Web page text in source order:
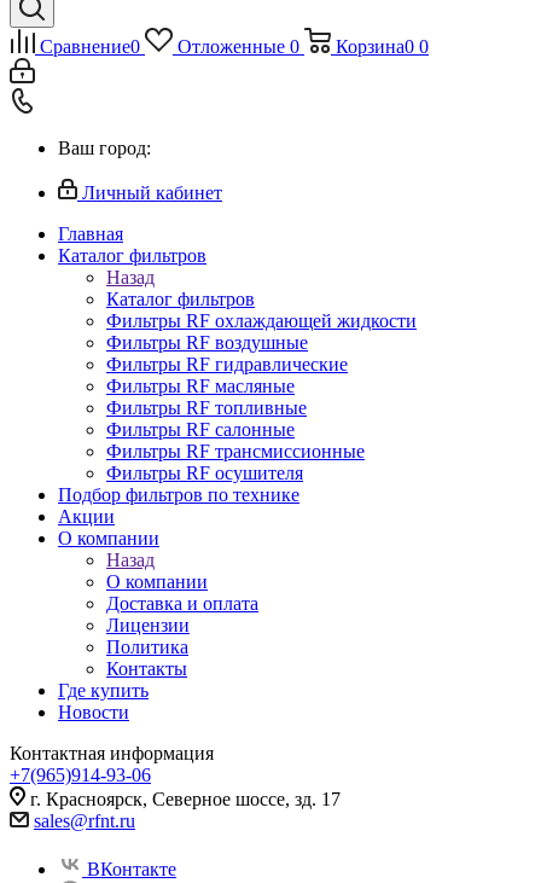
Сравнение0 Отложенные 0 Корзина0 0
Ваш город:
Личный кабинет
Главная
Каталог фильтров
Назад
Каталог фильтров
Фильтры RF охлаждающей жидкости
Фильтры RF воздушные
Фильтры RF гидравлические
Фильтры RF масляные
Фильтры RF топливные
Фильтры RF салонные
Фильтры RF трансмиссионные
Фильтры RF осушителя
Подбор фильтров по технике
Акции
О компании
Назад
О компании
Доставка и оплата
Лицензии
Политика
Контакты
Где купить
Новости
Контактная информация
+7(965)914-93-06
г. Красноярск, Северное шоссе, зд. 17
sales@rfnt.ru
ВКонтакте